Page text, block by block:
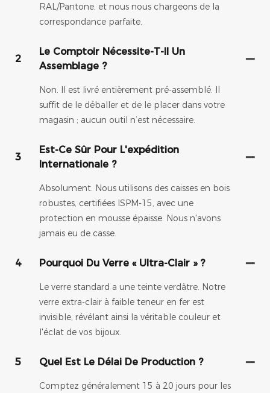
RAL/Pantone, et nous nous chargeons de la
correspondance parfaite.
2
Le Comptoir Nécessite-T-Il Un
Assemblage ?
Non. Il est livré entièrement pré-assemblé. Il
suffit de le déballer et de le placer dans votre
magasin ; aucun outil n’est nécessaire.
3
Est-Ce Sûr Pour L'expédition
Internationale ?
Absolument. Nous utilisons des caisses en bois
robustes, certifiées ISPM-15, avec une
protection en mousse épaisse. Nous n'avons
jamais eu de casse.
4 Pourquoi Du Verre « Ultra-Clair » ?
Le verre standard a une teinte verdâtre. Notre
verre extra-clair à faible teneur en fer est
invisible, révélant ainsi la véritable couleur et
l'éclat de vos bijoux.
5 Quel Est Le Délai De Production ?
Comptez généralement 15 à 20 jours pour les